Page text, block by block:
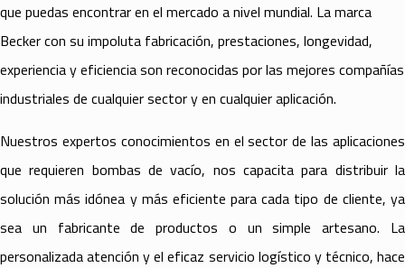
que puedas encontrar en el mercado a nivel mundial. La marca
Becker con su impoluta fabricación, prestaciones, longevidad,
experiencia y eficiencia son reconocidas por las mejores compañías
industriales de cualquier sector y en cualquier aplicación.
Nuestros expertos conocimientos en el sector de las aplicaciones
que requieren bombas de vacío, nos capacita para distribuir la
solución más idónea y más eficiente para cada tipo de cliente, ya
sea un fabricante de productos o un simple artesano. La
personalizada atención y el eficaz servicio logístico y técnico, hace